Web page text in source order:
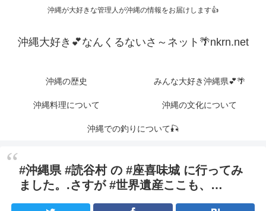
沖縄が大好きな管理人が沖縄の情報をお届けします👍
沖縄大好き💕なんくるないさ～ネット🌴nkrn.net
沖縄の歴史 みんな大好き沖縄県💕🌴
沖縄料理について 沖縄の文化について
沖縄での釣りについて🎣
#沖縄県 #読谷村 の #座喜味城 に行ってみ
ました。.さすが #世界遺産ここも、…